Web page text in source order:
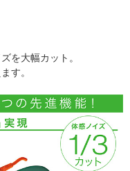
を大幅カット。
す。